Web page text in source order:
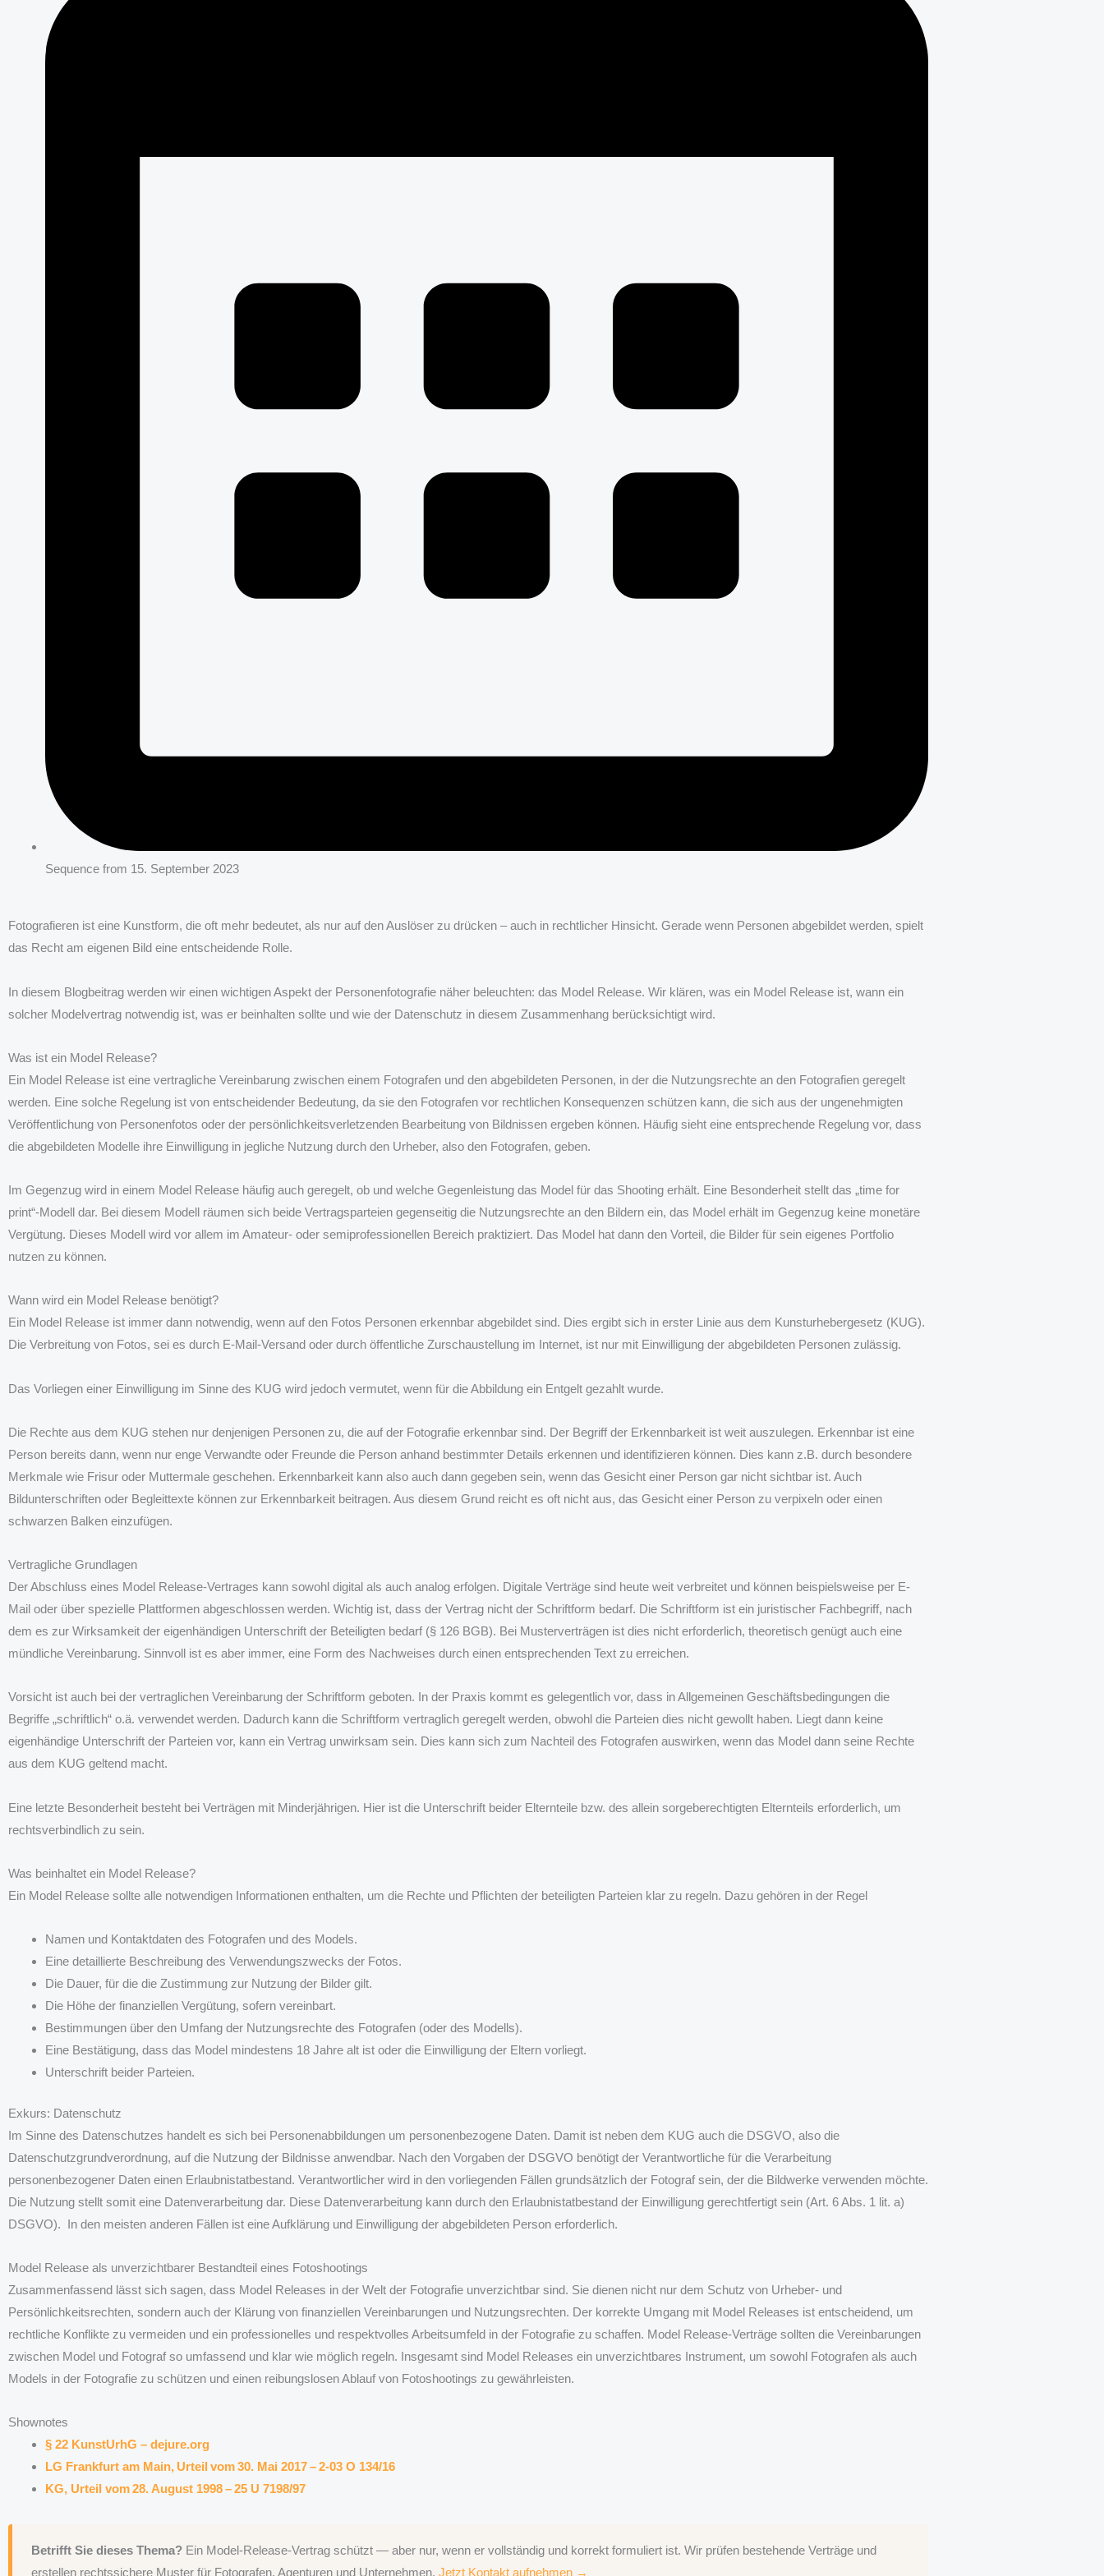
Sequence from 15. September 2023
Fotografieren ist eine Kunstform, die oft mehr bedeutet, als nur auf den Auslöser zu drücken – auch in rechtlicher Hinsicht. Gerade wenn Personen abgebildet werden, spielt
das Recht am eigenen Bild eine entscheidende Rolle.
In diesem Blogbeitrag werden wir einen wichtigen Aspekt der Personenfotografie näher beleuchten: das Model Release. Wir klären, was ein Model Release ist, wann ein
solcher Modelvertrag notwendig ist, was er beinhalten sollte und wie der Datenschutz in diesem Zusammenhang berücksichtigt wird.
Was ist ein Model Release?
Ein Model Release ist eine vertragliche Vereinbarung zwischen einem Fotografen und den abgebildeten Personen, in der die Nutzungsrechte an den Fotografien geregelt
werden. Eine solche Regelung ist von entscheidender Bedeutung, da sie den Fotografen vor rechtlichen Konsequenzen schützen kann, die sich aus der ungenehmigten
Veröffentlichung von Personenfotos oder der persönlichkeitsverletzenden Bearbeitung von Bildnissen ergeben können. Häufig sieht eine entsprechende Regelung vor, dass
die abgebildeten Modelle ihre Einwilligung in jegliche Nutzung durch den Urheber, also den Fotografen, geben.
Im Gegenzug wird in einem Model Release häufig auch geregelt, ob und welche Gegenleistung das Model für das Shooting erhält. Eine Besonderheit stellt das „time for
print“-Modell dar. Bei diesem Modell räumen sich beide Vertragsparteien gegenseitig die Nutzungsrechte an den Bildern ein, das Model erhält im Gegenzug keine monetäre
Vergütung. Dieses Modell wird vor allem im Amateur- oder semiprofessionellen Bereich praktiziert. Das Model hat dann den Vorteil, die Bilder für sein eigenes Portfolio
nutzen zu können.
Wann wird ein Model Release benötigt?
Ein Model Release ist immer dann notwendig, wenn auf den Fotos Personen erkennbar abgebildet sind. Dies ergibt sich in erster Linie aus dem Kunsturhebergesetz (KUG).
Die Verbreitung von Fotos, sei es durch E-Mail-Versand oder durch öffentliche Zurschaustellung im Internet, ist nur mit Einwilligung der abgebildeten Personen zulässig.
Das Vorliegen einer Einwilligung im Sinne des KUG wird jedoch vermutet, wenn für die Abbildung ein Entgelt gezahlt wurde.
Die Rechte aus dem KUG stehen nur denjenigen Personen zu, die auf der Fotografie erkennbar sind. Der Begriff der Erkennbarkeit ist weit auszulegen. Erkennbar ist eine
Person bereits dann, wenn nur enge Verwandte oder Freunde die Person anhand bestimmter Details erkennen und identifizieren können. Dies kann z.B. durch besondere
Merkmale wie Frisur oder Muttermale geschehen. Erkennbarkeit kann also auch dann gegeben sein, wenn das Gesicht einer Person gar nicht sichtbar ist. Auch
Bildunterschriften oder Begleittexte können zur Erkennbarkeit beitragen. Aus diesem Grund reicht es oft nicht aus, das Gesicht einer Person zu verpixeln oder einen
schwarzen Balken einzufügen.
Vertragliche Grundlagen
Der Abschluss eines Model Release-Vertrages kann sowohl digital als auch analog erfolgen. Digitale Verträge sind heute weit verbreitet und können beispielsweise per E-
Mail oder über spezielle Plattformen abgeschlossen werden. Wichtig ist, dass der Vertrag nicht der Schriftform bedarf. Die Schriftform ist ein juristischer Fachbegriff, nach
dem es zur Wirksamkeit der eigenhändigen Unterschrift der Beteiligten bedarf (§ 126 BGB). Bei Musterverträgen ist dies nicht erforderlich, theoretisch genügt auch eine
mündliche Vereinbarung. Sinnvoll ist es aber immer, eine Form des Nachweises durch einen entsprechenden Text zu erreichen.
Vorsicht ist auch bei der vertraglichen Vereinbarung der Schriftform geboten. In der Praxis kommt es gelegentlich vor, dass in Allgemeinen Geschäftsbedingungen die
Begriffe „schriftlich“ o.ä. verwendet werden. Dadurch kann die Schriftform vertraglich geregelt werden, obwohl die Parteien dies nicht gewollt haben. Liegt dann keine
eigenhändige Unterschrift der Parteien vor, kann ein Vertrag unwirksam sein. Dies kann sich zum Nachteil des Fotografen auswirken, wenn das Model dann seine Rechte
aus dem KUG geltend macht.
Eine letzte Besonderheit besteht bei Verträgen mit Minderjährigen. Hier ist die Unterschrift beider Elternteile bzw. des allein sorgeberechtigten Elternteils erforderlich, um
rechtsverbindlich zu sein.
Was beinhaltet ein Model Release?
Ein Model Release sollte alle notwendigen Informationen enthalten, um die Rechte und Pflichten der beteiligten Parteien klar zu regeln. Dazu gehören in der Regel
Namen und Kontaktdaten des Fotografen und des Models.
Eine detaillierte Beschreibung des Verwendungszwecks der Fotos.
Die Dauer, für die die Zustimmung zur Nutzung der Bilder gilt.
Die Höhe der finanziellen Vergütung, sofern vereinbart.
Bestimmungen über den Umfang der Nutzungsrechte des Fotografen (oder des Modells).
Eine Bestätigung, dass das Model mindestens 18 Jahre alt ist oder die Einwilligung der Eltern vorliegt.
Unterschrift beider Parteien.
Exkurs: Datenschutz
Im Sinne des Datenschutzes handelt es sich bei Personenabbildungen um personenbezogene Daten. Damit ist neben dem KUG auch die DSGVO, also die
Datenschutzgrundverordnung, auf die Nutzung der Bildnisse anwendbar. Nach den Vorgaben der DSGVO benötigt der Verantwortliche für die Verarbeitung
personenbezogener Daten einen Erlaubnistatbestand. Verantwortlicher wird in den vorliegenden Fällen grundsätzlich der Fotograf sein, der die Bildwerke verwenden möchte.
Die Nutzung stellt somit eine Datenverarbeitung dar. Diese Datenverarbeitung kann durch den Erlaubnistatbestand der Einwilligung gerechtfertigt sein (Art. 6 Abs. 1 lit. a)
DSGVO). In den meisten anderen Fällen ist eine Aufklärung und Einwilligung der abgebildeten Person erforderlich.
Model Release als unverzichtbarer Bestandteil eines Fotoshootings
Zusammenfassend lässt sich sagen, dass Model Releases in der Welt der Fotografie unverzichtbar sind. Sie dienen nicht nur dem Schutz von Urheber- und
Persönlichkeitsrechten, sondern auch der Klärung von finanziellen Vereinbarungen und Nutzungsrechten. Der korrekte Umgang mit Model Releases ist entscheidend, um
rechtliche Konflikte zu vermeiden und ein professionelles und respektvolles Arbeitsumfeld in der Fotografie zu schaffen. Model Release-Verträge sollten die Vereinbarungen
zwischen Model und Fotograf so umfassend und klar wie möglich regeln. Insgesamt sind Model Releases ein unverzichtbares Instrument, um sowohl Fotografen als auch
Models in der Fotografie zu schützen und einen reibungslosen Ablauf von Fotoshootings zu gewährleisten.
Shownotes
§ 22 KunstUrhG – dejure.org
LG Frankfurt am Main, Urteil vom 30. Mai 2017 – 2-03 O 134/16
KG, Urteil vom 28. August 1998 – 25 U 7198/97
Betrifft Sie dieses Thema?Ein Model-Release-Vertrag schützt — aber nur, wenn er vollständig und korrekt formuliert ist. Wir prüfen bestehende Verträge und
erstellen rechtssichere Muster für Fotografen, Agenturen und Unternehmen. Jetzt Kontakt aufnehmen →